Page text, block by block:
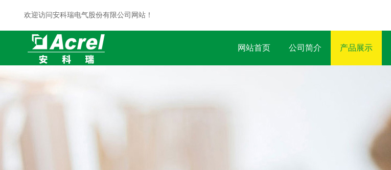
欢迎访问安科瑞电气股份有限公司网站！
网站首页 公司简介 产品展示